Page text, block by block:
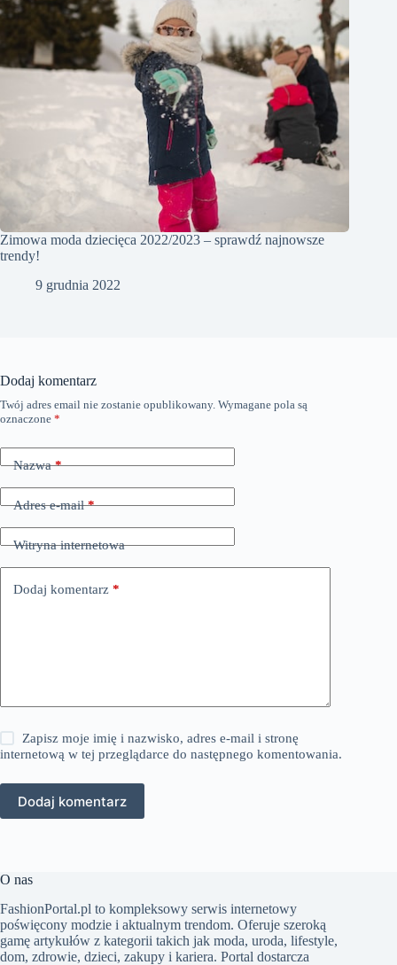
Zimowa moda dziecięca 2022/2023 – sprawdź najnowsze
trendy!
9 grudnia 2022
Dodaj komentarz
Twój adres email nie zostanie opublikowany. Wymagane pola są
oznaczone *
Nazwa*
Adres e-mail*
Witryna internetowa
Dodaj komentarz *
Zapisz moje imię i nazwisko, adres e-mail i stronę
internetową w tej przeglądarce do następnego komentowania.
Dodaj komentarz
O nas
FashionPortal.pl to kompleksowy serwis internetowy
poświęcony modzie i aktualnym trendom. Oferuje szeroką
gamę artykułów z kategorii takich jak moda, uroda, lifestyle,
dom, zdrowie, dzieci, zakupy i kariera. Portal dostarcza